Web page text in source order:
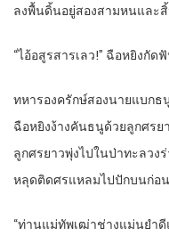
ลงพื้นดิ้นอยู่สองสามหนและ
“ไอ้อสูรสารเลว!” ฉือหยิงกัด
ทหารองครักษ์สองนายแบก
ฉือหยิงง้างคันธนูด้วยลูกศรย
ลูกศรยาวพุ่งไปในป่าทะลว
หลุดติดศรแหลมไปปักบนก่อ
“ท่านแม่ทัพเฒ่าช่างแม่นยำ